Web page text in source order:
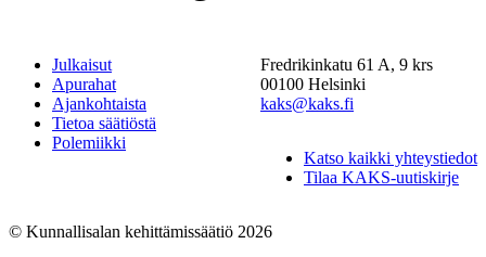
Julkaisut
Apurahat
Ajankohtaista
Tietoa säätiöstä
Polemiikki
Fredrikinkatu 61 A, 9 krs
00100 Helsinki
kaks@kaks.fi
Katso kaikki yhteystiedot
Tilaa KAKS-uutiskirje
© Kunnallisalan kehittämissäätiö 2026